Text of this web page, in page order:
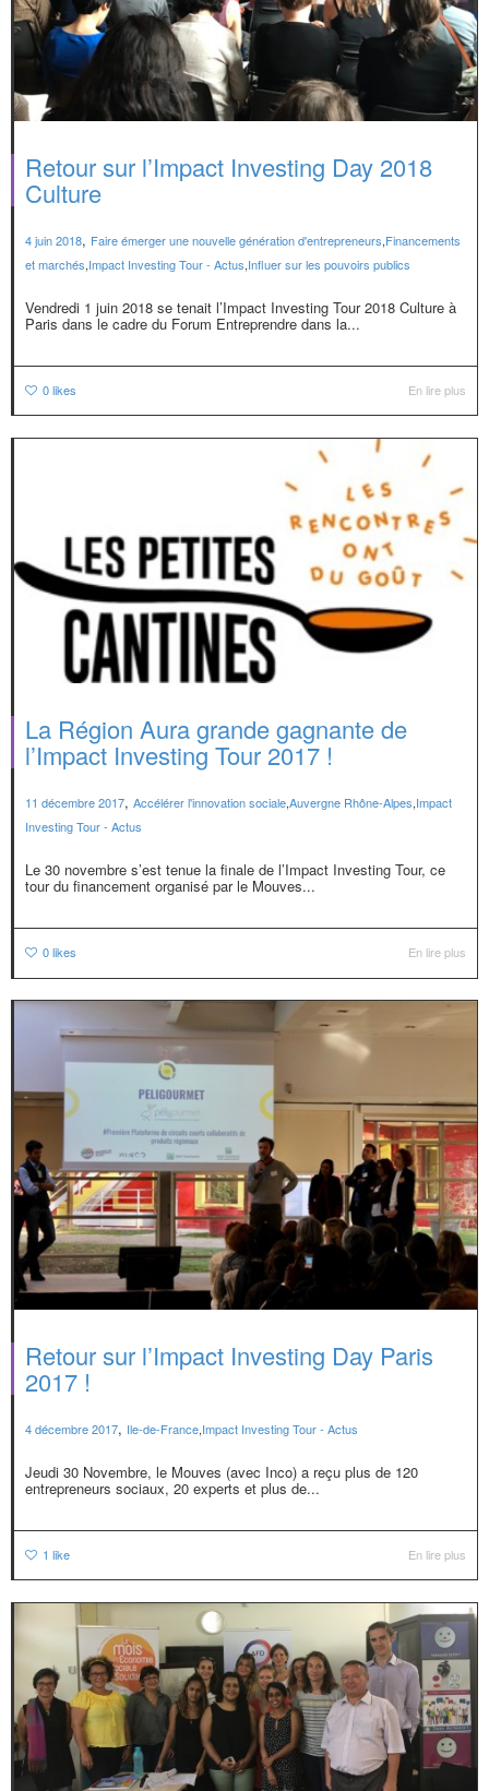
Retour sur l’Impact Investing Day 2018
Culture
4 juin 2018, Faire émerger une nouvelle génération d'entrepreneurs,Financements
et marchés,Impact Investing Tour - Actus,Influer sur les pouvoirs publics
Vendredi 1 juin 2018 se tenait l’Impact Investing Tour 2018 Culture à
Paris dans le cadre du Forum Entreprendre dans la...
0likes En lire plus
La Région Aura grande gagnante de
l’Impact Investing Tour 2017 !
11 décembre 2017, Accélérer l'innovation sociale,Auvergne Rhône-Alpes,Impact
Investing Tour - Actus
Le 30 novembre s’est tenue la finale de l’Impact Investing Tour, ce
tour du financement organisé par le Mouves...
0likes En lire plus
Retour sur l’Impact Investing Day Paris
2017 !
4 décembre 2017, Ile-de-France,Impact Investing Tour - Actus
Jeudi 30 Novembre, le Mouves (avec Inco) a reçu plus de 120
entrepreneurs sociaux, 20 experts et plus de...
1 like En lire plus